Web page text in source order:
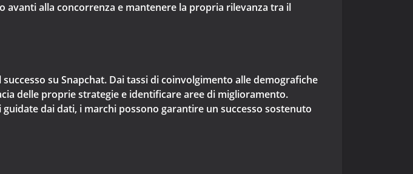
alla concorrenza e mantenere la propria rilevanza tra il
su Snapchat. Dai tassi di coinvolgimento alle demografiche
delle proprie strategie e identificare aree di miglioramento.
dai dati, i marchi possono garantire un successo sostenuto